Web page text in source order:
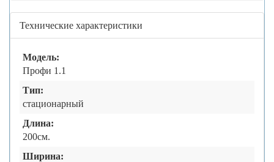
Технические характеристики
Модель:
Профи 1.1
Тип:
стационарный
Длина:
200см.
Ширина: